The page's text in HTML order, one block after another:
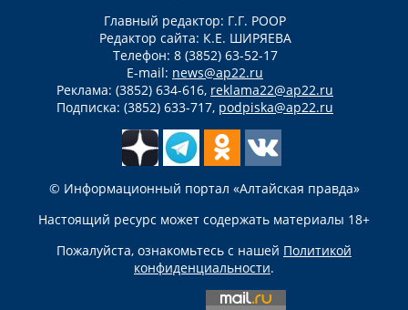
Главный редактор: Г.Г. РООР
Редактор сайта: К.Е. ШИРЯЕВА
Телефон: 8 (3852) 63-52-17
E-mail: news@ap22.ru
Реклама: (3852) 634-616, reklama22@ap22.ru
Подписка: (3852) 633-717, podpiska@ap22.ru
© Информационный портал «Алтайская правда»
Настоящий ресурс может содержать материалы 18+
Пожалуйста, ознакомьтесь с нашей Политикой
конфиденциальности.